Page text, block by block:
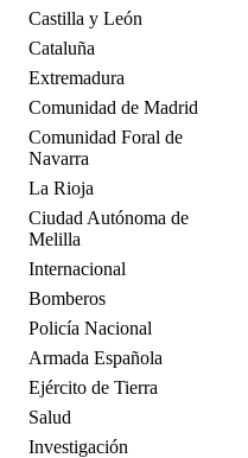
Castilla y León
Cataluña
Extremadura
Comunidad de Madrid
Comunidad Foral de
Navarra
La Rioja
Ciudad Autónoma de
Melilla
Internacional
Bomberos
Policía Nacional
Armada Española
Ejército de Tierra
Salud
Investigación